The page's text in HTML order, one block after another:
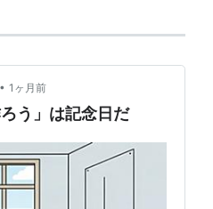
• 1ヶ月前
う」は記念日だ